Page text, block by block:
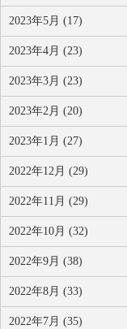
2023年5月 (17)
2023年4月 (23)
2023年3月 (23)
2023年2月 (20)
2023年1月 (27)
2022年12月 (29)
2022年11月 (29)
2022年10月 (32)
2022年9月 (38)
2022年8月 (33)
2022年7月 (35)